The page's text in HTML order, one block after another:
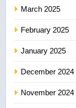
March 2025
February 2025
January 2025
December 2024
November 2024